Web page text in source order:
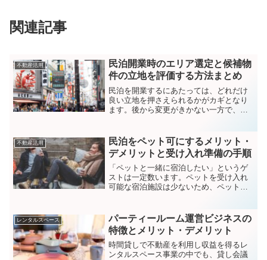
関連記事
不動産活用
民泊開業時のエリア選定と候補物
件の立地を評価する方法まとめ
民泊を開業するにあたっては、どれだけ
良い立地を押さえられるかがカギとなり
ます。後から変更がきかない一方で、立
では民泊を開業する時のエリア選定の方
法と、候補物件の立地がイ...
不動産活用
民泊をペット可にするメリット・
デメリットと受け入れ準備の手順
「ペットと一緒に宿泊したい」というゲ
ストは一定数います。ペットを受け入れ
可能な宿泊施設は少ないため、ペットと
入れを可能にすることで売上アップが見
込めます。この記事ではペ...
レンタルスペース
パーティールーム運営ビジネスの
特徴とメリット・デメリット
時間貸しで不動産を利用し収益を得るレ
ンタルスペース事業の中でも、貸し会議